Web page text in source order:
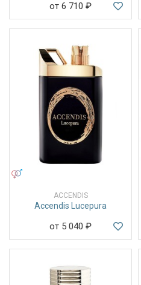
от 6 710 ₽
ACCENDIS
Accendis Lucepura
от 5 040 ₽